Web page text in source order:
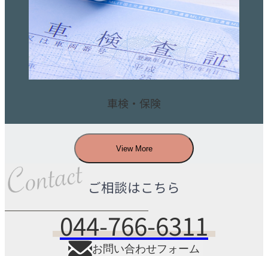
車検・保険
View More
ご相談はこちら
044-766-6311
お問い合わせフォーム